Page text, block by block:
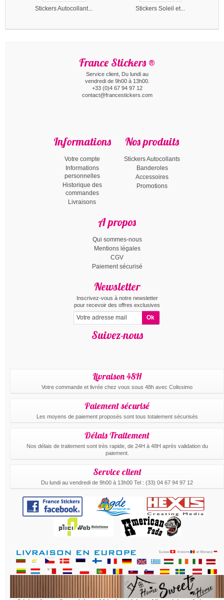
Stickers Autocollant... Stickers Soleil et...
France Stickers ®
Service client, Du lundi au
vendredi de 9h00 à 13h00.
+33 (0)4 67 94 97 12
contact@francestickers.com
Informations
Votre compte
Informations
personnelles
Historique des
commandes
Livraisons
Nos produits
Stickers Autocollants
Banderoles
Accessoires
Promotions
A propos
Qui sommes-nous
Mentions légales
CGV
Paiement sécurisé
Newsletter
Inscrivez-vous à notre newsletter
pour recevoir des offres exclusives
Suivez-nous
Livraison 48H
Votre commande et livrée chez vous sous 48h avec Colissimo
Paiement sécurisé
Les moyens de paiement proposés sont tous totalement sécurisés
Délais Traitement
Nos délais de traitement sont très rapide, de 24H à 48H après validation du
paiement.
Service client
Du lundi au vendredi de 9h00 à 13h00 Tel : (33) 04 67 94 97 12